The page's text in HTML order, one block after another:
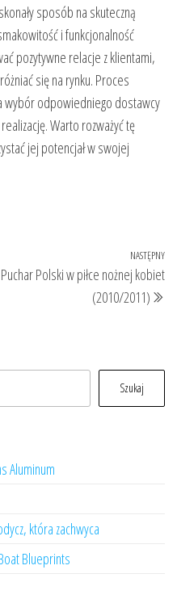
sposób na skuteczną
i funkcjonalność
pozytywne relacje z klientami,
się na rynku. Proces
wybór odpowiedniego dostawcy
Warto rozważyć tę
jej potencjał w swojej
NASTĘPNY
Puchar Polski w piłce nożnej kobiet
(2010/2011)
Szukaj
Aluminum
która zachwyca
Blueprints